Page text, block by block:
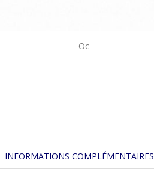
Oc
INFORMATIONS COMPLÉMENTAIRES